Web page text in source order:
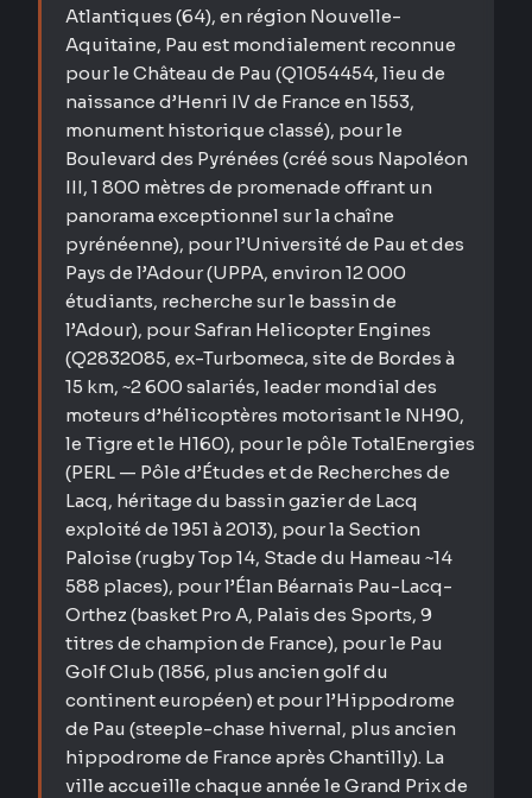
Atlantiques (64), en région Nouvelle-
Aquitaine, Pau est mondialement reconnue
pour le Château de Pau (Q1054454, lieu de
naissance d’Henri IV de France en 1553,
monument historique classé), pour le
Boulevard des Pyrénées (créé sous Napoléon
III, 1 800 mètres de promenade offrant un
panorama exceptionnel sur la chaîne
pyrénéenne), pour l’Université de Pau et des
Pays de l’Adour (UPPA, environ 12 000
étudiants, recherche sur le bassin de
l’Adour), pour Safran Helicopter Engines
(Q2832085, ex-Turbomeca, site de Bordes à
15 km, ~2 600 salariés, leader mondial des
moteurs d’hélicoptères motorisant le NH90,
le Tigre et le H160), pour le pôle TotalEnergies
(PERL — Pôle d’Études et de Recherches de
Lacq, héritage du bassin gazier de Lacq
exploité de 1951 à 2013), pour la Section
Paloise (rugby Top 14, Stade du Hameau ~14
588 places), pour l’Élan Béarnais Pau-Lacq-
Orthez (basket Pro A, Palais des Sports, 9
titres de champion de France), pour le Pau
Golf Club (1856, plus ancien golf du
continent européen) et pour l’Hippodrome
de Pau (steeple-chase hivernal, plus ancien
hippodrome de France après Chantilly). La
ville accueille chaque année le Grand Prix de